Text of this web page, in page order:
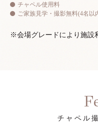
チャペル使用料
ご家族見学・撮影無料(4名以
※会場グレードにより施設
チャペル